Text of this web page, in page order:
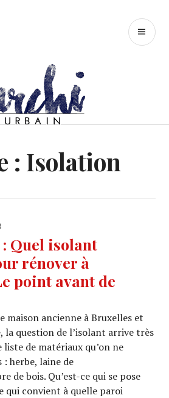
: Isolation
Quel isolant
rénover à
point avant de
maison ancienne à Bruxelles et
la question de l’isolant arrive très
liste de matériaux qu’on ne
herbe, laine de
de bois. Qu’est-ce qui se pose
qui convient à quelle paroi